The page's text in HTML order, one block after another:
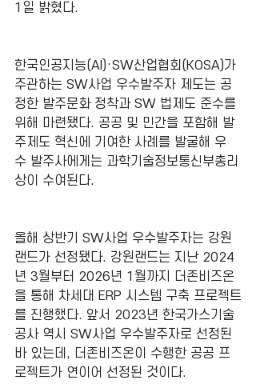
1일 밝혔다.
한국인공지능(AI)·SW산업협회(KOSA)가
주관하는 SW사업 우수발주자 제도는 공
정한 발주문화 정착과 SW 법제도 준수를
위해 마련됐다. 공공 및 민간을 포함해 발
주제도 혁신에 기여한 사례를 발굴해 우
수 발주사에게는 과학기술정보통신부총리
상이 수여된다.
올해 상반기 SW사업 우수발주자는 강원
랜드가 선정됐다. 강원랜드는 지난 2024
년 3월부터 2026년 1월까지 더존비즈온
을 통해 차세대 ERP 시스템 구축 프로젝트
를 진행했다. 앞서 2023년 한국가스기술
공사 역시 SW사업 우수발주자로 선정된
바 있는데, 더존비즈온이 수행한 공공 프
로젝트가 연이어 선정된 것이다.